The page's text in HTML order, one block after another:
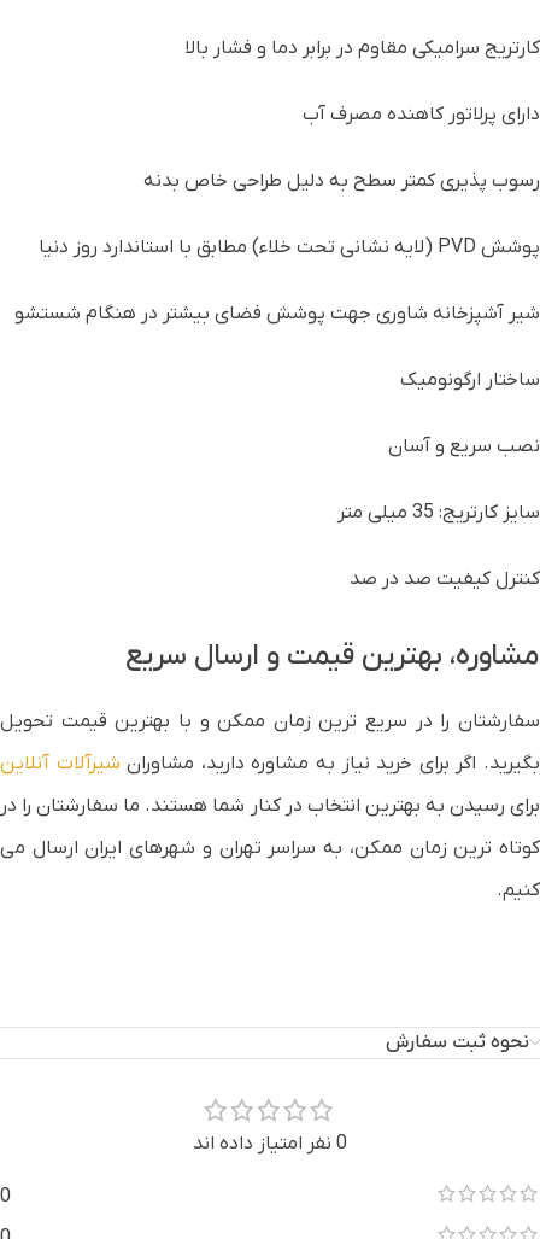
کارتریج سراميکی مقاوم در برابر دما و فشار بالا
دارای پرلاتور کاهنده مصرف آب
رسوب پذيری کمتر سطح به دلیل طراحی خاص بدنه
پوشش PVD (لايه نشانی تحت خلاء) مطابق با استاندارد روز دنیا
شیر آشپزخانه شاوری جهت پوشش فضای بیشتر در هنگام شستشو
ساختار ارگونومیک
نصب سریع و آسان
سایز کارتریج: 35 میلی متر
کنترل کیفیت صد در صد
مشاوره، بهترین قیمت و ارسال سریع
سفارشتان را در سریع ترین زمان ممکن و با بهترین قیمت تحویل
بگیرید. اگر برای خرید نیاز به مشاوره دارید، مشاوران شیرآلات آنلاین
برای رسیدن به بهترین انتخاب در کنار شما هستند. ما سفارشتان را در
کوتاه ترین زمان ممکن، به سراسر تهران و شهرهای ایران ارسال می
کنیم.
نحوه ثبت سفارش
0 نفر امتیاز داده اند
0